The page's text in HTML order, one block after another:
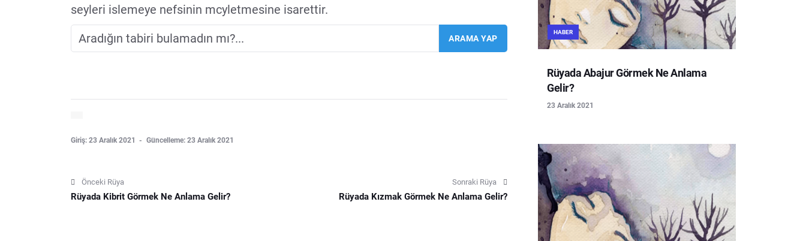
seyleri islemeye nefsinin mcyletmesine isarettir.
Giriş: 23 Aralık 2021 Güncelleme: 23 Aralık 2021
Önceki Rüya
Rüyada Kibrit Görmek Ne Anlama Gelir?
Sonraki Rüya
Rüyada Kızmak Görmek Ne Anlama Gelir?
HABER
Rüyada Abajur Görmek Ne Anlama
Gelir?
23 Aralık 2021